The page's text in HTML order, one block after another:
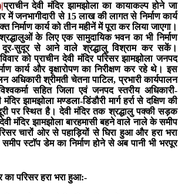
प्राचीन देवी मंदिर झामझोला का कायाकल्प होने जा
में जनभागीदारी से 15 लाख की लागत से निर्माण कार्य
निर्माण कार्य को तीन महीनें में पूरा कर लिया जाएगा।
के लिए एक सामुदायिक भवन का भी निर्माण
दूर-सुदूर से आने वाले श्रद्धालु विश्राम कर सकें।
को प्राचीन देवी मंदिर परिसर झामझोला जनपद
कार्य और वृक्षारोपण का निरीक्षण कर रहे थे। इस
अधिकारी श्रीमती चेतना पाटिल, प्रभारी कार्यपालन
सहित जिला एवं जनपद स्तरीय अधिकारी-
झामझोला मण्डला-डिंडौरी मार्ग हर्रा से दक्षिण की
पर स्थित है। देवी मंदिर तक श्रद्धालु पक्की सड़क
मंदिर झामझोला बारहमासी बहने वाले नाले के समीप
चारों ओर से पहाड़ियों से घिरा हुआ और हरा भरा
स्टाॅप डेम का निर्माण होने से अब पानी भी भरपूर
का परिसर हरा भरा हुआ:-